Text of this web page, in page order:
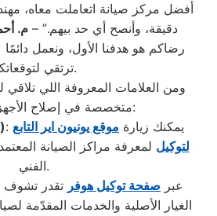
دقيقة، وأنصح أي حد بيهم.” –م.
رضاكم هو هدفنا الأول، ونعمل
ترتقي لتوقعاتكم.
ومن العلامات المعروفة اللي تلاقي
متخصصة في إصلاح الأجهزة والعناية بها:
: يمكنك زيارة موقع يونيون اير التابع
لتوكيل لمعرفة مراكز الصيانة
الفني.
: عبر صفحة توكيل هوفر تقدر
الغيار الأصلية والخدمات المقدّمة